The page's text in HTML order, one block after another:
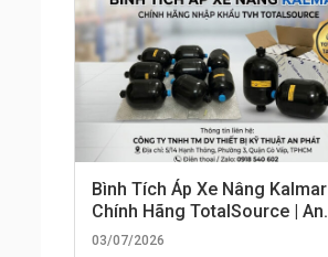
Bình Tích Áp Xe Nâng Kalmar
Chính Hãng TotalSource | An
Phát
03/07/2026